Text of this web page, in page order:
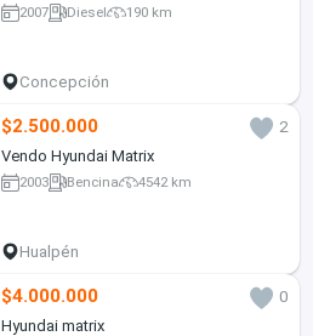
2007 Diesel 190 km
Concepción
$2.500.000
2
Vendo Hyundai Matrix
2003 Bencina 4542 km
Hualpén
$4.000.000
0
Hyundai matrix